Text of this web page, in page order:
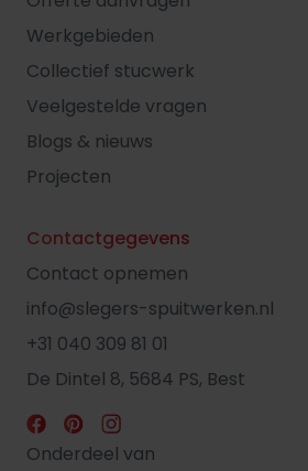
Werkgebieden
Collectief stucwerk
Veelgestelde vragen
Blogs & nieuws
Projecten
Contactgegevens
Contact opnemen
info@slegers-spuitwerken.nl
+31 040 309 81 01
De Dintel 8, 5684 PS, Best
Onderdeel van